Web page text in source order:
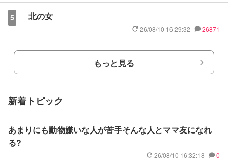
5 北の女
26/08/10 16:29:32 26871
もっと見る
新着トピック
あまりにも動物嫌いな人が苦手そんな人とママ友になれ
る?
26/08/10 16:32:18 0